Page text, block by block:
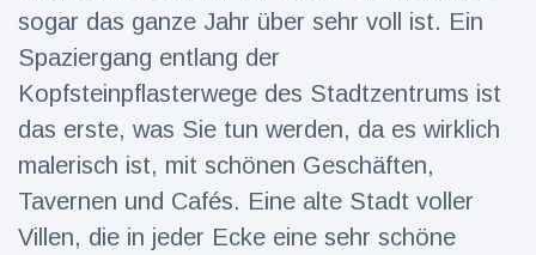
sogar das ganze Jahr über sehr voll ist. Ein
Spaziergang entlang der
Kopfsteinpflasterwege des Stadtzentrums ist
das erste, was Sie tun werden, da es wirklich
malerisch ist, mit schönen Geschäften,
Tavernen und Cafés. Eine alte Stadt voller
Villen, die in jeder Ecke eine sehr schöne